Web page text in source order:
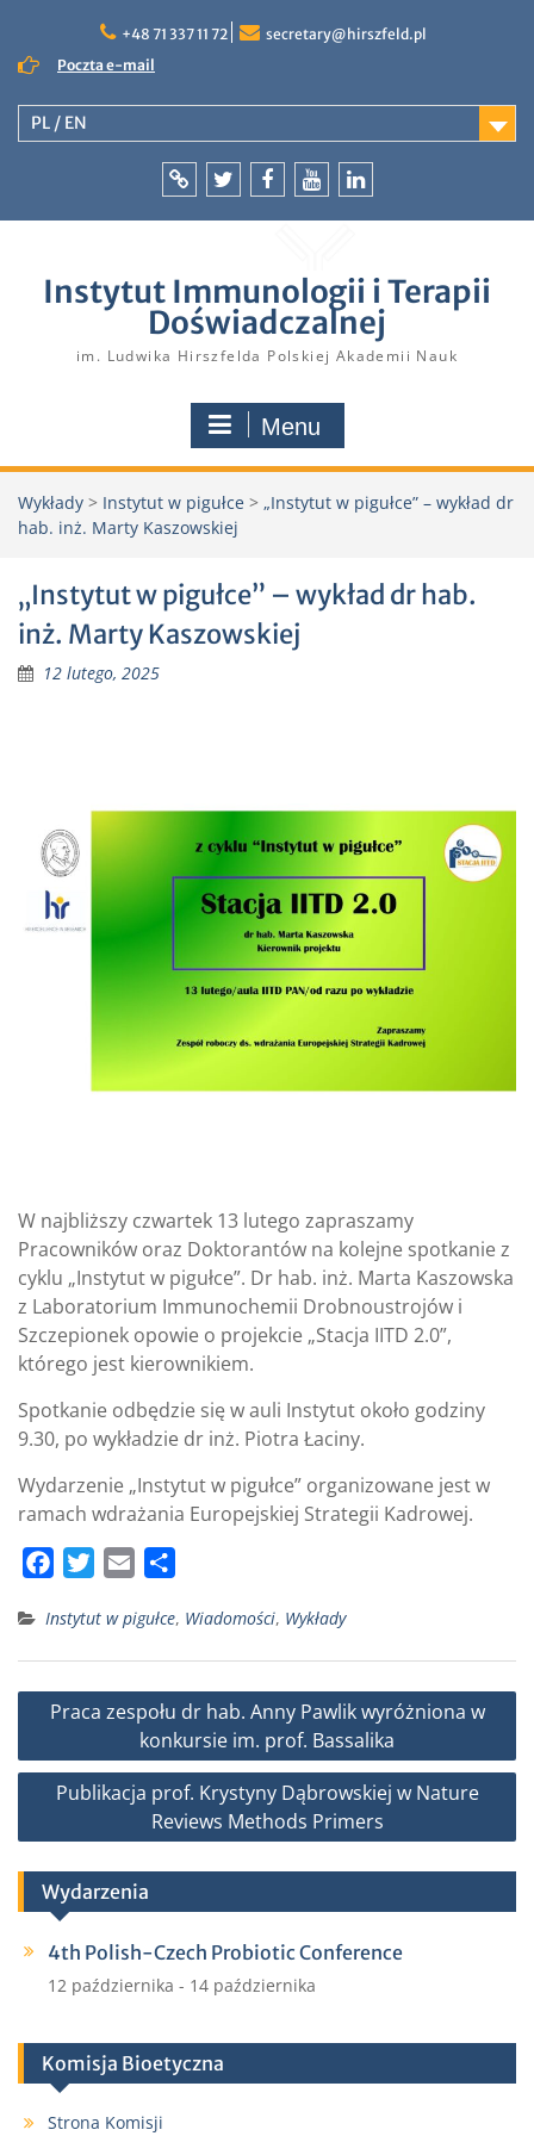
content
+48 71 337 11 72
secretary@hirszfeld.pl
Poczta e-mail
PL / EN
Instytut Immunologii i Terapii
Doświadczalnej
im. Ludwika Hirszfelda Polskiej Akademii Nauk
Menu
Wykłady > Instytut w pigułce > „Instytut w pigułce” – wykład dr
hab. inż. Marty Kaszowskiej
„Instytut w pigułce” – wykład dr hab.
inż. Marty Kaszowskiej
12 lutego, 2025
W najbliższy czwartek 13 lutego zapraszamy
Pracowników oraz Doktorantów na kolejne spotkanie z
cyklu „Instytut w pigułce”. Dr hab. inż. Marta Kaszowska
z Laboratorium Immunochemii Drobnoustrojów i
Szczepionek opowie o projekcie „Stacja IITD 2.0”,
którego jest kierownikiem.
Spotkanie odbędzie się w auli Instytut około godziny
9.30, po wykładzie dr inż. Piotra Łaciny.
Wydarzenie „Instytut w pigułce” organizowane jest w
ramach wdrażania Europejskiej Strategii Kadrowej.
c
e
b
o
k
i
t
t
e
a
i
l
a
r
e
Instytut w pigułce, Wiadomości, Wykłady
Nawigacja
Praca zespołu dr hab. Anny Pawlik wyróżniona w
konkursie im. prof. Bassalika
Publikacja prof. Krystyny Dąbrowskiej w Nature
Reviews Methods Primers
Wydarzenia
4th Polish-Czech Probiotic Conference
12 października - 14 października
Komisja Bioetyczna
Strona Komisji